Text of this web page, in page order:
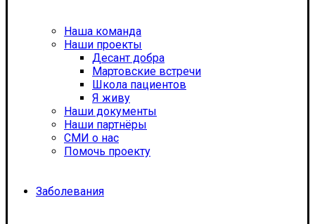
Наша команда
Наши проекты
Десант добра
Мартовские встречи
Школа пациентов
Я живу
Наши документы
Наши партнёры
СМИ о нас
Помочь проекту
Заболевания